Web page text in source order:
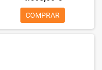
COMPRAR